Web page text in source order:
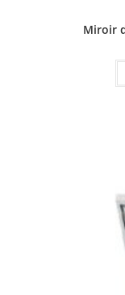
Miroir